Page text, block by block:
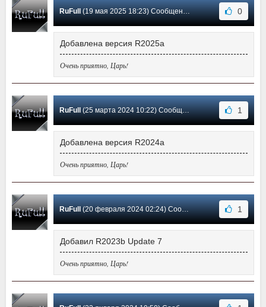
RuFull (19 мая 2025 18:23) Сообщение #7 0
Добавлена версия R2025a
Очень приятно, Царь!
RuFull (25 марта 2024 10:22) Сообщение #6 1
Добавлена версия R2024a
Очень приятно, Царь!
RuFull (20 февраля 2024 02:24) Сообщение #5 1
Добавил R2023b Update 7
Очень приятно, Царь!